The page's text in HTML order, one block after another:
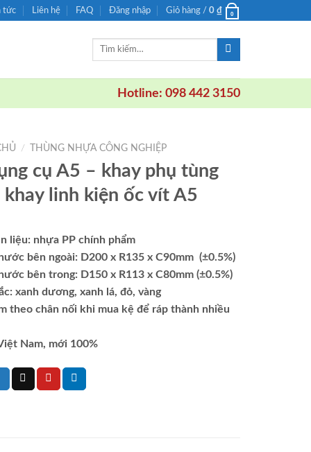
tức Liên hệ FAQ Đăng nhập Giỏ hàng / 0 ₫ 0
Tìm
Hotline: 098 442 3150
/ THÙNG NHỰA CÔNG NGHIỆP
cụ A5 – khay phụ tùng
linh kiện ốc vít A5
liệu: nhựa PP chính phẩm
bên ngoài: D200 x R135 x C90mm (±0.5%)
bên trong: D150 x R113 x C80mm (±0.5%)
xanh dương, xanh lá, đỏ, vàng
theo chân nối khi mua kệ để ráp thành nhiều
Nam, mới 100%